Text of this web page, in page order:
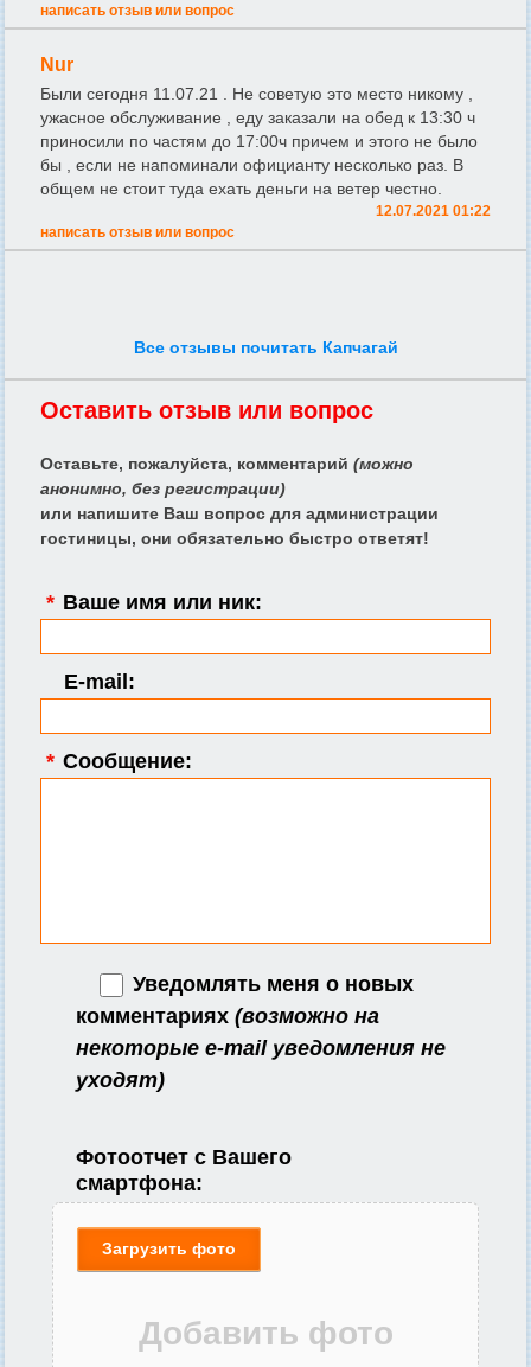
написать отзыв или вопрос
Nur
Были сегодня 11.07.21 . Не советую это место никому ,
ужасное обслуживание , еду заказали на обед к 13:30 ч
приносили по частям до 17:00ч причем и этого не было
бы , если не напоминали официанту несколько раз. В
общем не стоит туда ехать деньги на ветер честно.
12.07.2021 01:22
написать отзыв или вопрос
Все отзывы почитать Капчагай
Оставить отзыв или вопрос
Оставьте, пожалуйста, комментарий (можно
анонимно, без регистрации)
или напишите Ваш вопрос для администрации
гостиницы, они обязательно быстро ответят!
* Ваше имя или ник:
E-mail:
* Сообщение:
Уведомлять меня о новых
комментариях (возможно на
некоторые e-mail уведомления не
уходят)
Фотоотчет с Вашего
смартфона:
Загрузить фото